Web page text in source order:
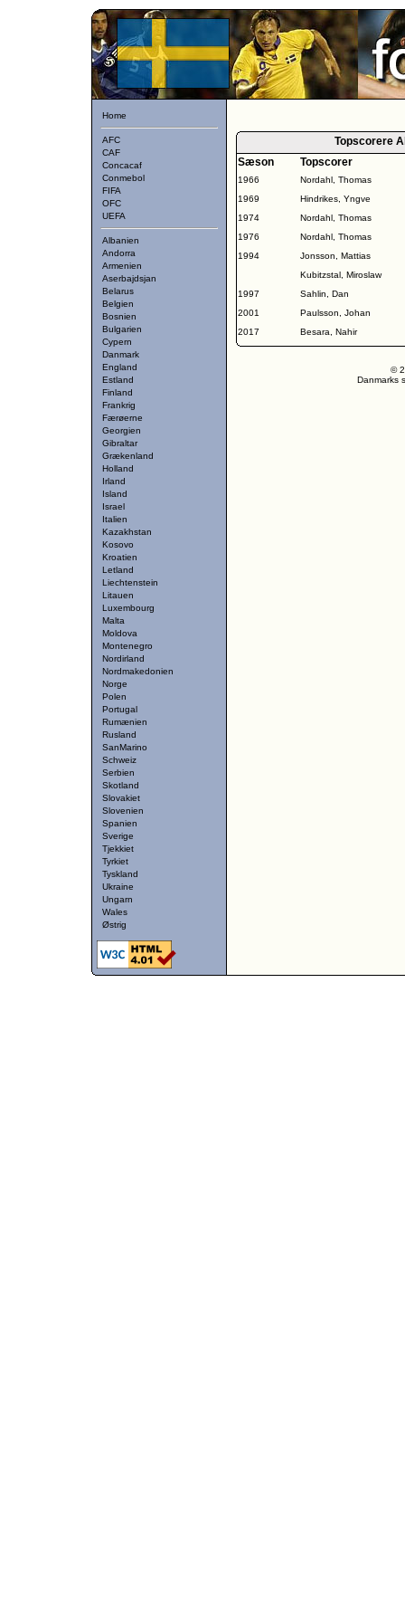
Home
AFC
CAF
Concacaf
Conmebol
FIFA
OFC
UEFA
Albanien
Andorra
Armenien
Aserbajdsjan
Belarus
Belgien
Bosnien
Bulgarien
Cypern
Danmark
England
Estland
Finland
Frankrig
Færøerne
Georgien
Gibraltar
Grækenland
Holland
Irland
Island
Israel
Italien
Kazakhstan
Kosovo
Kroatien
Letland
Liechtenstein
Litauen
Luxembourg
Malta
Moldova
Montenegro
Nordirland
Nordmakedonien
Norge
Polen
Portugal
Rumænien
Rusland
SanMarino
Schweiz
Serbien
Skotland
Slovakiet
Slovenien
Spanien
Sverige
Tjekkiet
Tyrkiet
Tyskland
Ukraine
Ungarn
Wales
Østrig
Topscorere
Sæson
Topscorer
1966
Nordahl, Thomas
1969
Hindrikes, Yngve
1974
Nordahl, Thomas
1976
Nordahl, Thomas
1994
Jonsson, Mattias
Kubitzstal, Miroslaw
1997
Sahlin, Dan
2001
Paulsson, Johan
2017
Besara, Nahir
©
Danmarks